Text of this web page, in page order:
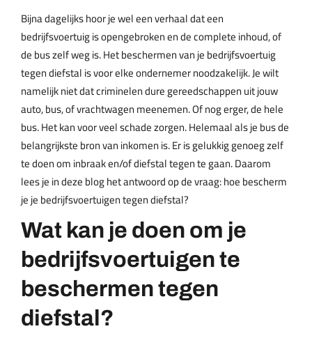
Bijna dagelijks hoor je wel een verhaal dat een
bedrijfsvoertuig is opengebroken en de complete inhoud, of
de bus zelf weg is. Het beschermen van je bedrijfsvoertuig
tegen diefstal is voor elke ondernemer noodzakelijk. Je wilt
namelijk niet dat criminelen dure gereedschappen uit jouw
auto, bus, of vrachtwagen meenemen. Of nog erger, de hele
bus. Het kan voor veel schade zorgen. Helemaal als je bus de
belangrijkste bron van inkomen is. Er is gelukkig genoeg zelf
te doen om inbraak en/of diefstal tegen te gaan. Daarom
lees je in deze blog het antwoord op de vraag: hoe bescherm
je je bedrijfsvoertuigen tegen diefstal?
Wat kan je doen om je
bedrijfsvoertuigen te
beschermen tegen
diefstal?